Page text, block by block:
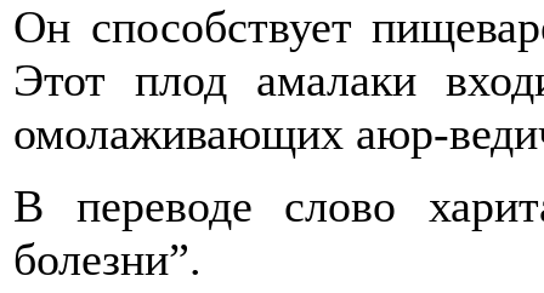
Он способствует
Этот плод амалаки
омолаживающих аюр-
В переводе слово
болезни”.